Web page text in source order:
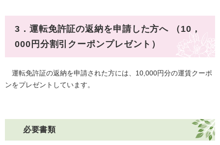
3．運転免許証の返納を申請した方へ （10，
000円分割引クーポンプレゼント）
運転免許証の返納を申請された方には、10,000円分の運賃クーポ
ンをプレゼントしています。
必要書類